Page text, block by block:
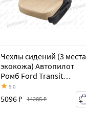
Чехлы сидений (3 места
экокожа) Автопилот
Ромб Ford Transit
цельнометаллический
фургон (2006-2014)
5.0
5096 ₽ 14285 ₽